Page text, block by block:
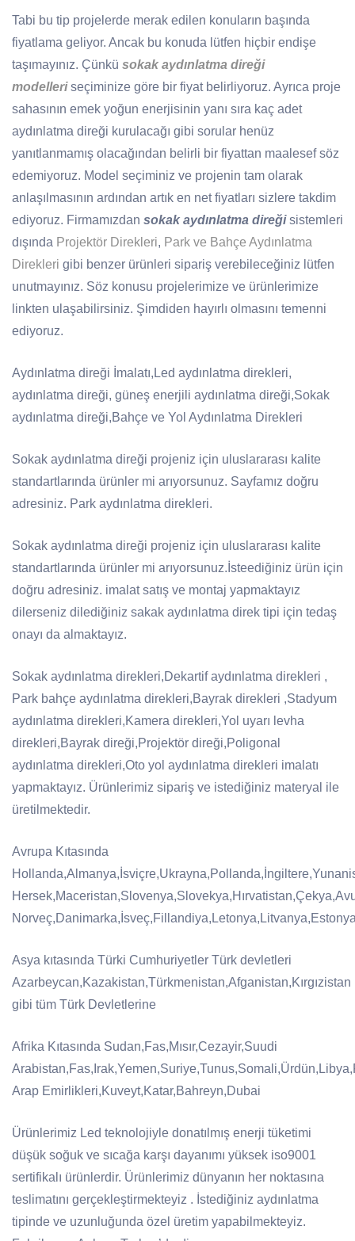
Tabi bu tip projelerde merak edilen konuların başında
fiyatlama geliyor. Ancak bu konuda lütfen hiçbir endişe
taşımayınız. Çünkü sokak aydınlatma direği
modelleriseçiminize göre bir fiyat belirliyoruz. Ayrıca proje
sahasının emek yoğun enerjisinin yanı sıra kaç adet
aydınlatma direği kurulacağı gibi sorular henüz
yanıtlanmamış olacağından belirli bir fiyattan maalesef söz
edemiyoruz. Model seçiminiz ve projenin tam olarak
anlaşılmasının ardından artık en net fiyatları sizlere takdim
ediyoruz. Firmamızdan sokak aydınlatma direğisistemleri
dışında Projektör Direkleri, Park ve Bahçe Aydınlatma
Direkleri gibi benzer ürünleri sipariş verebileceğiniz lütfen
unutmayınız. Söz konusu projelerimize ve ürünlerimize
linkten ulaşabilirsiniz. Şimdiden hayırlı olmasını temenni
ediyoruz.
Aydınlatma direği İmalatı,Led aydınlatma direkleri,
aydınlatma direği, güneş enerjili aydınlatma direği,Sokak
aydınlatma direği,Bahçe ve Yol Aydınlatma Direkleri
Sokak aydınlatma direği projeniz için uluslararası kalite
standartlarında ürünler mi arıyorsunuz. Sayfamız doğru
adresiniz. Park aydınlatma direkleri.
Sokak aydınlatma direği projeniz için uluslararası kalite
standartlarında ürünler mi arıyorsunuz.İsteediğiniz ürün için
doğru adresiniz. imalat satış ve montaj yapmaktayız
dilerseniz dilediğiniz sakak aydınlatma direk tipi için tedaş
onayı da almaktayız.
Sokak aydınlatma direkleri,Dekartif aydınlatma direkleri ,
Park bahçe aydınlatma direkleri,Bayrak direkleri ,Stadyum
aydınlatma direkleri,Kamera direkleri,Yol uyarı levha
direkleri,Bayrak direği,Projektör direği,Poligonal
aydınlatma direkleri,Oto yol aydınlatma direkleri imalatı
yapmaktayız. Ürünlerimiz sipariş ve istediğiniz materyal ile
üretilmektedir.
Avrupa Kıtasında
Asya kıtasında Türki Cumhuriyetler Türk devletleri
Azarbeycan,Kazakistan,Türkmenistan,Afganistan,Kırgızistan
gibi tüm Türk Devletlerine
Afrika Kıtasında Sudan,Fas,Mısır,Cezayir,Suudi
Arap Emirlikleri,Kuveyt,Katar,Bahreyn,Dubai
Ürünlerimiz Led teknolojiyle donatılmış enerji tüketimi
düşük soğuk ve sıcağa karşı dayanımı yüksek iso9001
sertifikalı ürünlerdir. Ürünlerimiz dünyanın her noktasına
teslimatını gerçekleştirmekteyiz . İstediğiniz aydınlatma
tipinde ve uzunluğunda özel üretim yapabilmekteyiz.